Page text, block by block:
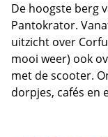
De hoogste berg
Pantokrator.
uitzicht over
mooi weer) ook
met de scooter.
dorpjes, cafés en